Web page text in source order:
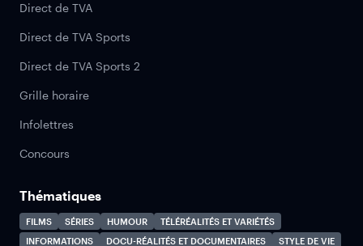
Direct de TVA
Direct de TVA Sports
Direct de TVA Sports 2
Grille horaire
Infolettres
Concours
Thématiques
FILMS SÉRIES HUMOUR
TÉLÉRÉALITÉS ET VARIÉTÉS
INFORMATIONS
DOCU-RÉALITÉS ET DOCUMENTAIRES
STYLE DE VIE